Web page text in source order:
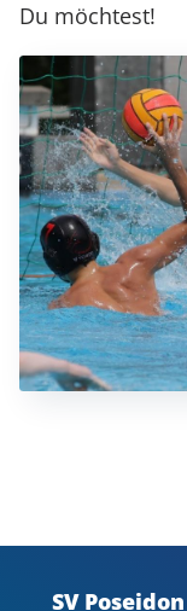
Du möchtest!
SV